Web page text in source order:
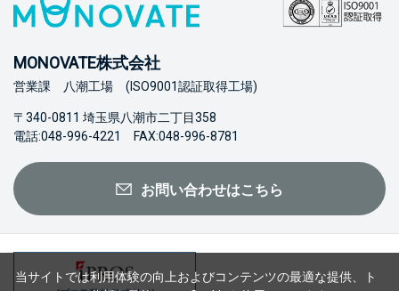
MONOVATE株式会社
営業課 八潮工場 (ISO9001認証取得工場)
〒340-0811 埼玉県八潮市二丁目358
電話:048-996-4221 FAX:048-996-8781
お問い合わせはこちら
当サイトでは利用体験の向上およびコンテンツの最適な提供、ト